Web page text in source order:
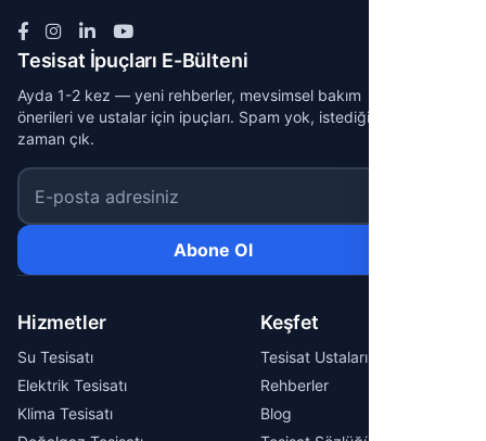
Tesisat İpuçları E-Bülteni
Ayda 1-2 kez — yeni rehberler, mevsimsel bakım
önerileri ve ustalar için ipuçları. Spam yok, istediğin
zaman çık.
E-posta adresiniz
Abone Ol
Hizmetler
Su Tesisatı
Elektrik Tesisatı
Klima Tesisatı
Keşfet
Tesisat Ustaları
Rehberler
Blog